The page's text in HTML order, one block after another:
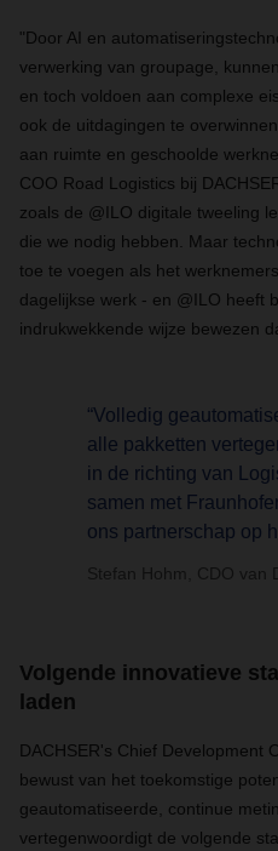
"Door AI en
verwerking van groupage,
en toch voldoen aan complexe
ook de uitdagingen te
aan ruimte en geschoolde
COO Road Logistics bij
zoals de @ILO digitale tweeling
die we nodig hebben. Maar
toe te voegen als het
dagelijkse werk - en @ILO heeft
indrukwekkende wijze bewezen
“Volledig
alle pakketten
in de richting van
samen met
ons partnerschap op
Stefan Hohm, CDO van
Volgende innovatieve
laden
DACHSER's Chief Development
bewust van het toekomstige
geautomatiseerde, continue
vertegenwoordigt de volgende